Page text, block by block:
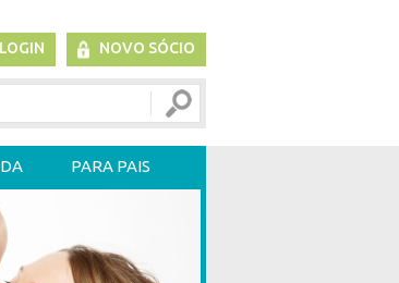
LOGIN NOVO SÓCIO
PARA PAIS